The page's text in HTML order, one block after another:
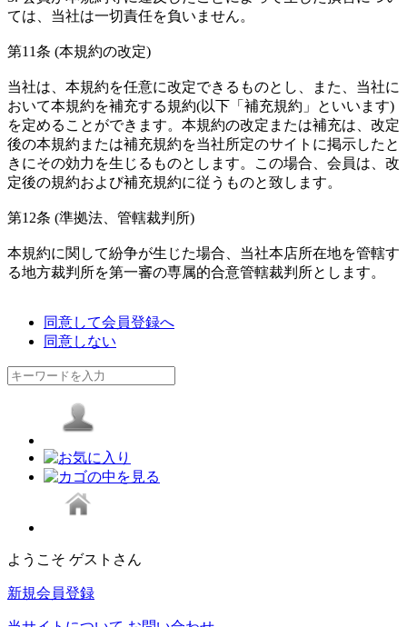
ては、当社は一切責任を負いません。
第11条 (本規約の改定)
当社は、本規約を任意に改定できるものとし、また、当社に
おいて本規約を補充する規約(以下「補充規約」といいます)
を定めることができます。本規約の改定または補充は、改定
後の本規約または補充規約を当社所定のサイトに掲示したと
きにその効力を生じるものとします。この場合、会員は、改
定後の規約および補充規約に従うものと致します。
第12条 (準拠法、管轄裁判所)
本規約に関して紛争が生じた場合、当社本店所在地を管轄す
る地方裁判所を第一審の専属的合意管轄裁判所とします。
同意して会員登録へ
同意しない
ようこそ ゲストさん
新規会員登録